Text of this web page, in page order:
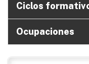
Ciclos
Ocupaciones